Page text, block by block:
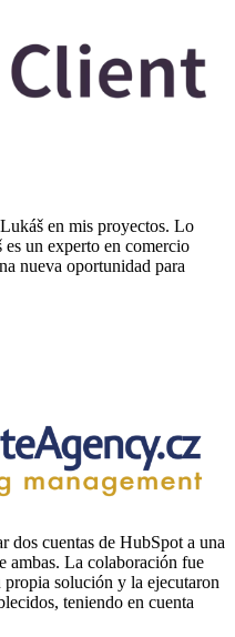
en mis proyectos. Lo
un experto en comercio
nueva oportunidad para
dos cuentas de HubSpot a una
ambas. La colaboración fue
solución y la ejecutaron
teniendo en cuenta